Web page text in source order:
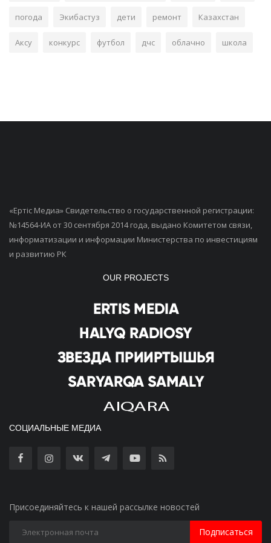
погода Экибастуз дети ремонт Казахстан
Аксу конкурс футбол дчс облачно школа
«Ертiс Медиа» Свидетельство о государственной регистрации:
№14564-ИА от 30 сентября 2014 года, выдано Комитетом связи,
информатизации и информации Министерства по инвестициям
и развитию РК
OUR PROJECTS
СОЦИАЛЬНЫЕ МЕДИА
Присоединяйтесь к нашей рассылке новостей
Подписаться